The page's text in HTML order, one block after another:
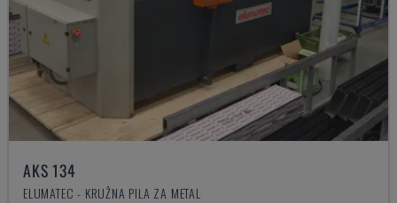
AKS 134
ELUMATEC - KRUŽNA PILA ZA METAL